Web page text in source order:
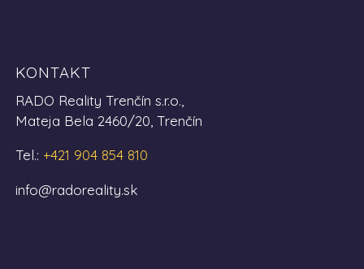
KONTAKT
RADO Reality Trenčín s.r.o.,
Mateja Bela 2460/20, Trenčín
Tel.: +421 904 854 810
info@radoreality.sk